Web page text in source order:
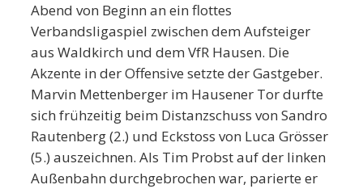
Abend von Beginn an ein flottes
Verbandsligaspiel zwischen dem Aufsteiger
aus Waldkirch und dem VfR Hausen. Die
Akzente in der Offensive setzte der Gastgeber.
Marvin Mettenberger im Hausener Tor durfte
sich frühzeitig beim Distanzschuss von Sandro
Rautenberg (2.) und Eckstoss von Luca Grösser
(5.) auszeichnen. Als Tim Probst auf der linken
Außenbahn durchgebrochen war, parierte er